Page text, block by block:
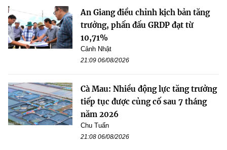
An Giang điều chỉnh kịch bản tăng
trưởng, phấn đấu GRDP đạt từ
10,71%
Cảnh Nhật
21:09 06/08/2026
Cà Mau: Nhiều động lực tăng trưởng
tiếp tục được củng cố sau 7 tháng
năm 2026
Chu Tuấn
21:08 06/08/2026